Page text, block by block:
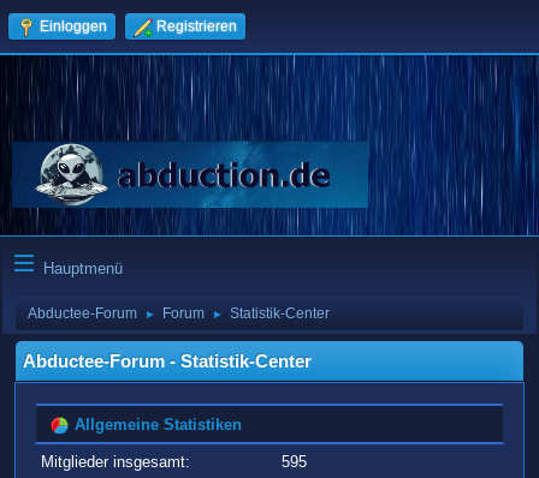
Einloggen Registrieren
Hauptmenü
Abductee-Forum ► Forum ► Statistik-Center
Abductee-Forum - Statistik-Center
Allgemeine Statistiken
Mitglieder insgesamt:
595